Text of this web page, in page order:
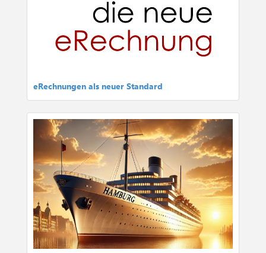
eRechnungen als neuer Standard